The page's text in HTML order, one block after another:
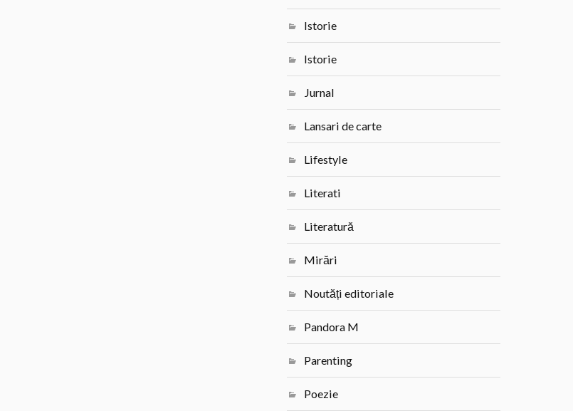
Istorie
Istorie
Jurnal
Lansari de carte
Lifestyle
Literati
Literatură
Mirări
Noutăți editoriale
Pandora M
Parenting
Poezie